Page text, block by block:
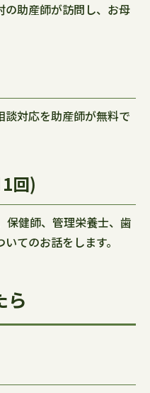
助産師が訪問し、お母
対応を助産師が無料で
回)
保健師、管理栄養士、歯
てのお話をします。
ら